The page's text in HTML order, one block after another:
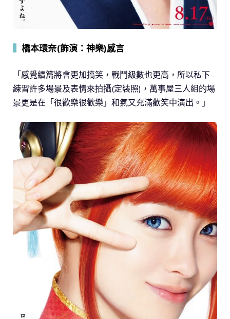
橋本環奈(飾演：神樂)感言
「感覺續篇將會更加搞笑，戰鬥級數也更高，所以私下
練習許多場景及表情來拍攝(定裝照)，萬事屋三人組的場
景更是在「很歡樂很歡樂」和氣又充滿歡笑中演出。」